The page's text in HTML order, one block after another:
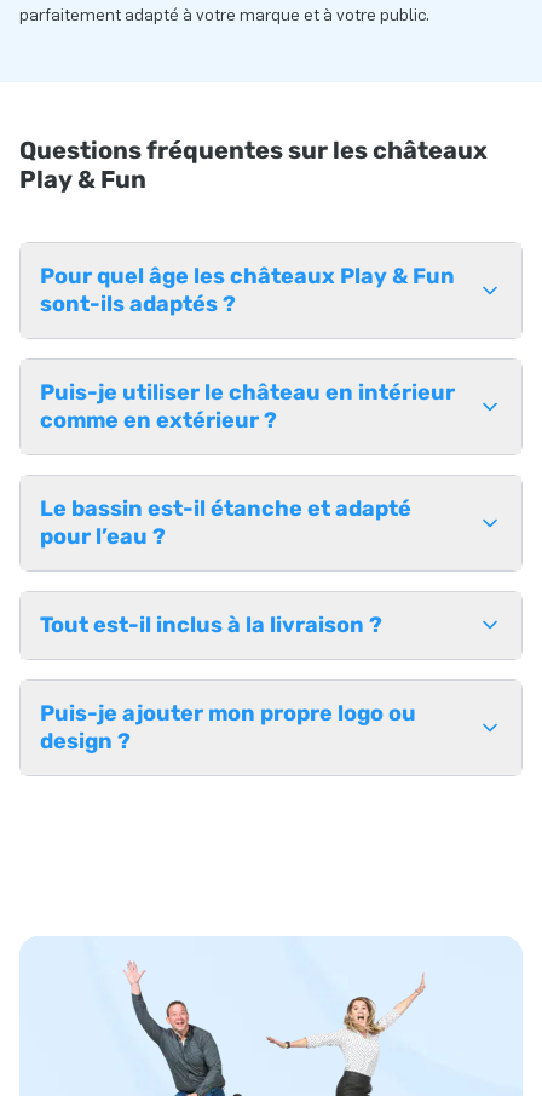
parfaitement adapté à votre marque et à votre public.
Questions fréquentes sur les châteaux
Play & Fun
Pour quel âge les châteaux Play & Fun
sont-ils adaptés ?
Puis-je utiliser le château en intérieur
comme en extérieur ?
Le bassin est-il étanche et adapté
pour l’eau ?
Tout est-il inclus à la livraison ?
Puis-je ajouter mon propre logo ou
design ?